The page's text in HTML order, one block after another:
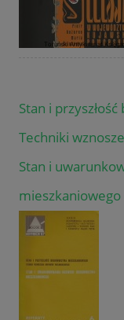
Stan i
Techniki
Stan i